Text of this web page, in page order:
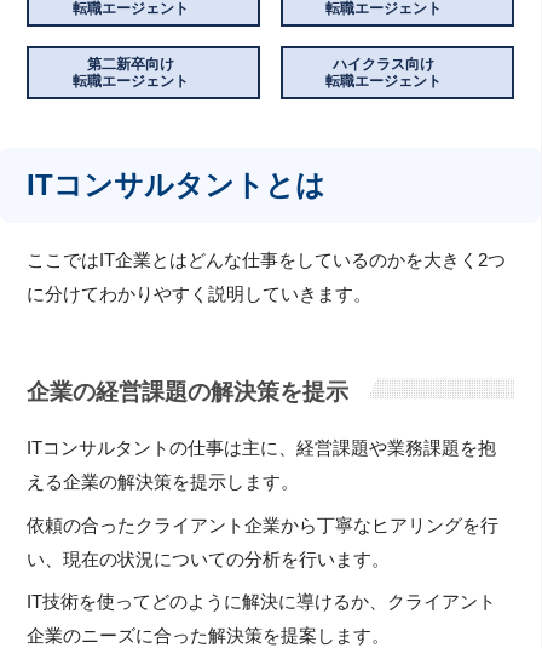
転職エージェント
転職エージェント
第二新卒向け
転職エージェント
ハイクラス向け
転職エージェント
ITコンサルタントとは
ここではIT企業とはどんな仕事をしているのかを大きく2つ
に分けてわかりやすく説明していきます。
企業の経営課題の解決策を提示
ITコンサルタントの仕事は主に、経営課題や業務課題を抱
える企業の解決策を提示します。
依頼の合ったクライアント企業から丁寧なヒアリングを行
い、現在の状況についての分析を行います。
IT技術を使ってどのように解決に導けるか、クライアント
企業のニーズに合った解決策を提案します。